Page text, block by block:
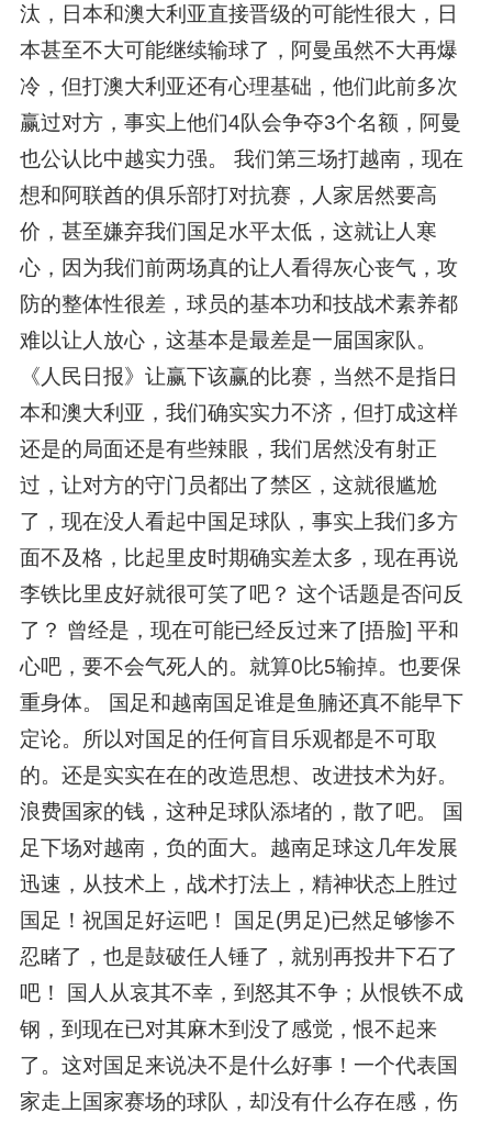
汰，日本和澳大利亚直接晋级的可能性很大，日
本甚至不大可能继续输球了，阿曼虽然不大再爆
冷，但打澳大利亚还有心理基础，他们此前多次
赢过对方，事实上他们4队会争夺3个名额，阿曼
也公认比中越实力强。 我们第三场打越南，现在
想和阿联酋的俱乐部打对抗赛，人家居然要高
价，甚至嫌弃我们国足水平太低，这就让人寒
心，因为我们前两场真的让人看得灰心丧气，攻
防的整体性很差，球员的基本功和技战术素养都
难以让人放心，这基本是最差是一届国家队。
《人民日报》让赢下该赢的比赛，当然不是指日
本和澳大利亚，我们确实实力不济，但打成这样
还是的局面还是有些辣眼，我们居然没有射正
过，让对方的守门员都出了禁区，这就很尴尬
了，现在没人看起中国足球队，事实上我们多方
面不及格，比起里皮时期确实差太多，现在再说
李铁比里皮好就很可笑了吧？ 这个话题是否问反
了？ 曾经是，现在可能已经反过来了[捂脸] 平和
心吧，要不会气死人的。就算0比5输掉。也要保
重身体。 国足和越南国足谁是鱼腩还真不能早下
定论。所以对国足的任何盲目乐观都是不可取
的。还是实实在在的改造思想、改进技术为好。
浪费国家的钱，这种足球队添堵的，散了吧。 国
足下场对越南，负的面大。越南足球这几年发展
迅速，从技术上，战术打法上，精神状态上胜过
国足！祝国足好运吧！ 国足(男足)已然足够惨不
忍睹了，也是鼔破任人锤了，就别再投井下石了
吧！ 国人从哀其不幸，到怒其不争；从恨铁不成
钢，到现在已对其麻木到没了感觉，恨不起来
了。这对国足来说决不是什么好事！一个代表国
家走上国家赛场的球队，却没有什么存在感，伤